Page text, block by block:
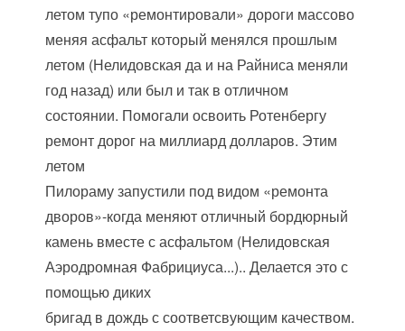
летом тупо «ремонтировали» дороги массово
меняя асфальт который менялся прошлым
летом (Нелидовская да и на Райниса меняли
год назад) или был и так в отличном
состоянии. Помогали освоить Ротенбергу
ремонт дорог на миллиард долларов. Этим
летом
Пилораму запустили под видом «ремонта
дворов»-когда меняют отличный бордюрный
камень вместе с асфальтом (Нелидовская
Аэродромная Фабрициуса...).. Делается это с
помощью диких
бригад в дождь с соответсвующим качеством.